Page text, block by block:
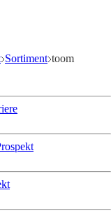
Sortiment toom